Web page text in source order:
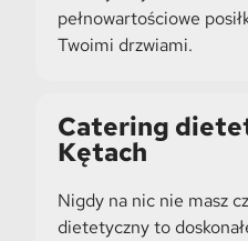
pełnowartościowe
Twoimi drzwiami.
Catering
Kętach
Nigdy na nic nie masz
dietetyczny to